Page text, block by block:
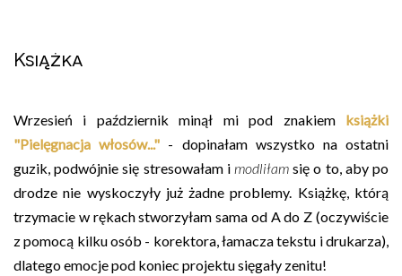
Książka
Wrzesień i październik minął mi pod znakiem książki
"Pielęgnacja włosów..." - dopinałam wszystko na ostatni
guzik, podwójnie się stresowałam i modliłamsię o to, aby po
drodze nie wyskoczyły już żadne problemy. Książkę, którą
trzymacie w rękach stworzyłam sama od A do Z (oczywiście
z pomocą kilku osób - korektora, łamacza tekstu i drukarza),
dlatego emocje pod koniec projektu sięgały zenitu!